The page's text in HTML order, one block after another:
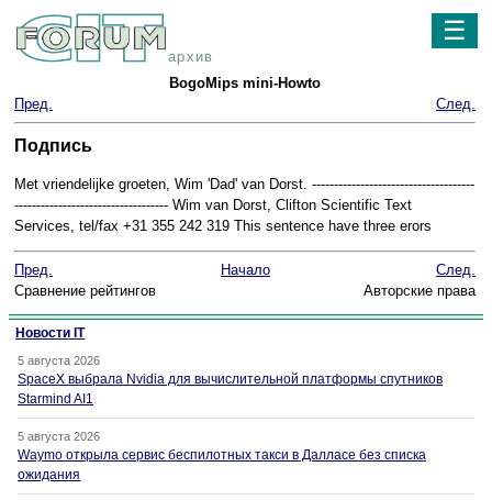
архив
☰
BogoMips mini-Howto
Пред.
След.
Подпись
Met vriendelijke groeten, Wim 'Dad' van Dorst. -------------------------------------
----------------------------------- Wim van Dorst, Clifton Scientific Text
Services, tel/fax +31 355 242 319 This sentence have three erors
Пред. Начало
След.
Сравнение рейтингов
Авторские права
Новости IT
5 августа 2026
SpaceX выбрала Nvidia для вычислительной платформы спутников
Starmind AI1
5 августа 2026
Waymo открыла сервис беспилотных такси в Далласе без списка
ожидания